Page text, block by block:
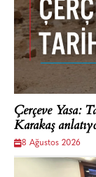
Çerçeve Yasa:
Karakaş
8 Ağustos 2026